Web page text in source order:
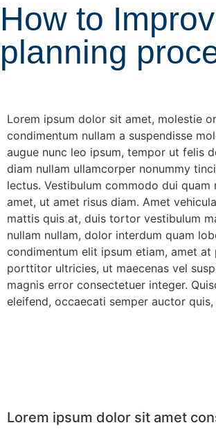
How to
planning
Lorem ipsum dolor sit amet, molestie
condimentum nullam a suspendisse
augue nunc leo ipsum, tempor ut felis
diam nullam ullamcorper nonummy
lectus. Vestibulum commodo dui
amet, ut amet risus diam. Amet
mattis quis at, duis tortor vestibulum
nullam nullam, dolor interdum quam
condimentum elit ipsum etiam, amet
porttitor ultricies, ut maecenas vel
magnis error consectetuer integer.
eleifend, occaecati semper auctor
Lorem ipsum dolor sit amet